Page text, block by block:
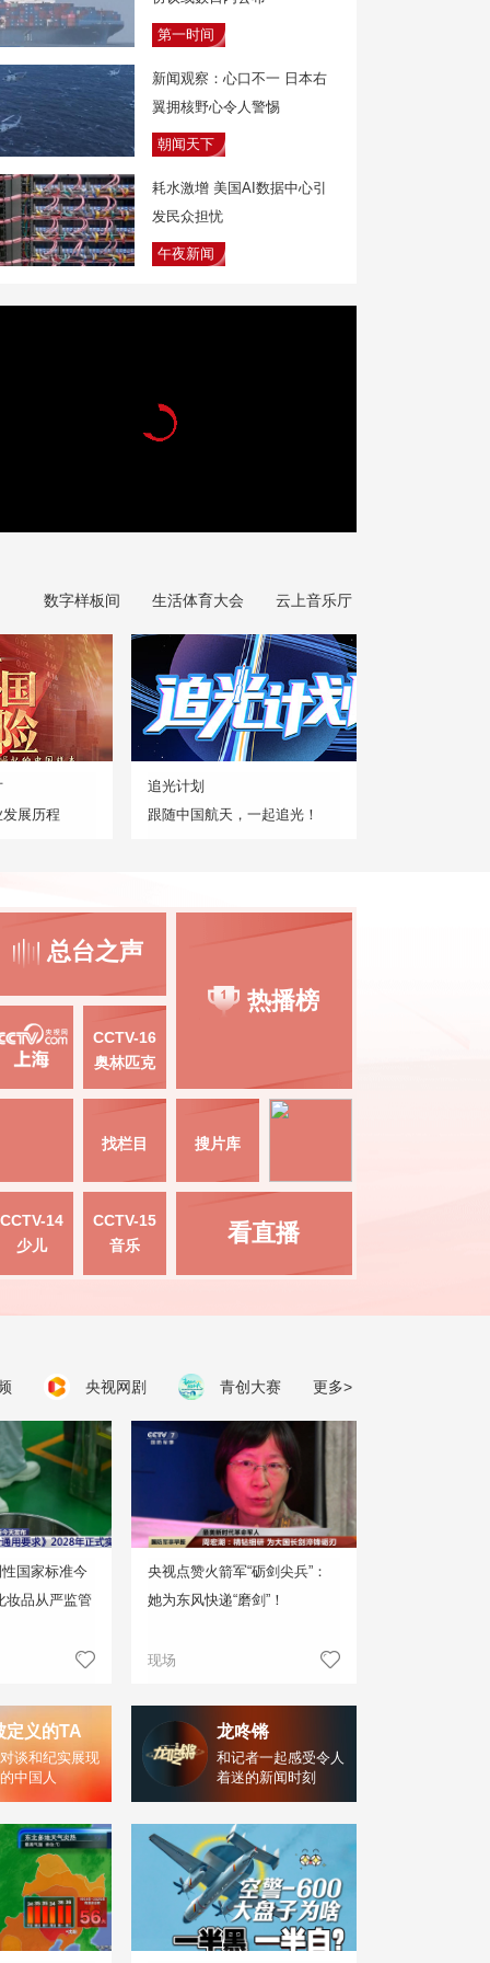
第一时间
新闻观察：心口不一 日本右
翼拥核野心令人警惕
朝闻天下
耗水激增 美国AI数据中心引
发民众担忧
午夜新闻
数字样板间 生活体育大会 云上音乐厅
展历程
追光计划
跟随中国航天，一起追光！
总台之声
热播榜
CCTV-16
奥林匹克
找栏目 搜片库
CCTV-14
少儿
CCTV-15
音乐
看直播
更多>
央视网剧 青创大赛
国家标准今
妆品从严监管
央视点赞火箭军“砺剑尖兵”：
她为东风快递“磨剑”！
现场
定义的TA
谈和纪实展现
中国人
龙咚锵
和记者一起感受令人
着迷的新闻时刻